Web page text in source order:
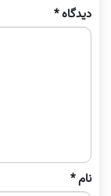
دیدگاه*
نام*